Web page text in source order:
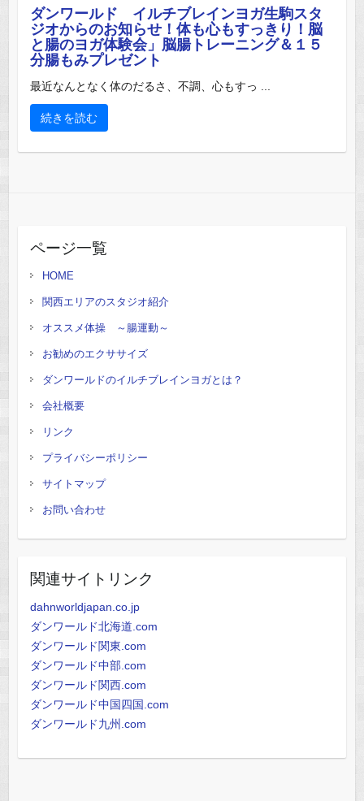
ダンワールド イルチブレインヨガ生駒スタ
ジオからのお知らせ！体も心もすっきり！脳
と腸のヨガ体験会」脳腸トレーニング＆１５
分腸もみプレゼント
最近なんとなく体のだるさ、不調、心もすっ ...
続きを読む
ページ一覧
HOME
関西エリアのスタジオ紹介
オススメ体操 ～腸運動～
お勧めのエクササイズ
ダンワールドのイルチブレインヨガとは？
会社概要
リンク
プライバシーポリシー
サイトマップ
お問い合わせ
関連サイトリンク
dahnworldjapan.co.jp
ダンワールド北海道.com
ダンワールド関東.com
ダンワールド中部.com
ダンワールド関西.com
ダンワールド中国四国.com
ダンワールド九州.com